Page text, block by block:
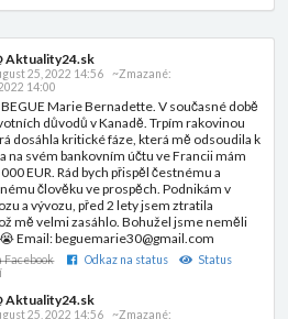
Aktuality24.sk
25, 2022 14:56
~Zmazané:
14:00
Marie Bernadette. V současné době
důvodů v Kanadě. Trpím rakovinou
dosáhla kritické fáze, která mě odsoudila k
na svém bankovním účtu ve Francii mám
EUR. Rád bych přispěl čestnému a
člověku ve prospěch. Podnikám v
a vývozu, před 2 lety jsem ztratila
mě velmi zasáhlo. Bohužel jsme neměli
Email: beguemarie30@gmail.com
Facebook Odkaz na status
Status
Aktuality24.sk
25, 2022 14:56
~Zmazané: